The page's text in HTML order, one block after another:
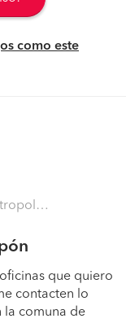
como este
que quiero
contacten lo
la comuna de